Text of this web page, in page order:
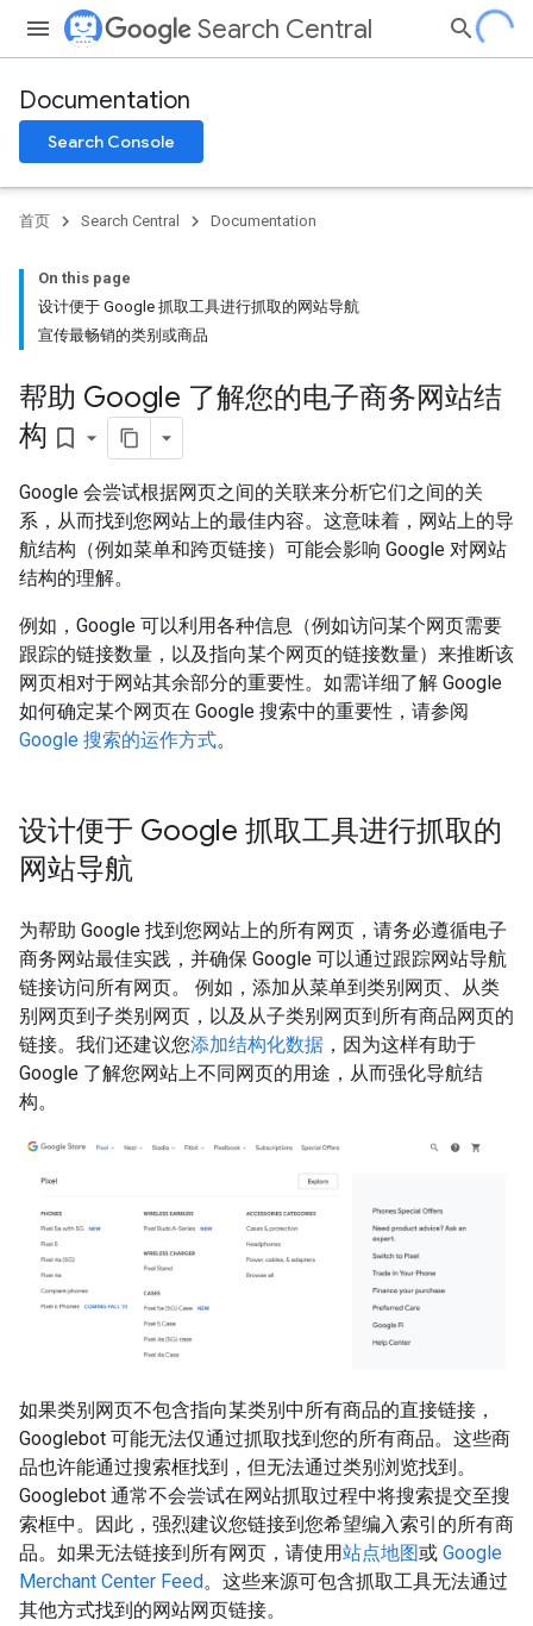
Search Central
Documentation
Search Console
首页 Search Central Documentation
On this page
设计便于 Google 抓取工具进行抓取的网站导航
宣传最畅销的类别或商品
帮助 Google 了解您的电子商务网站结
构 bookmark_border
Google 会尝试根据网页之间的关联来分析它们之间的关
系，从而找到您网站上的最佳内容。这意味着，网站上的导
航结构（例如菜单和跨页链接）可能会影响 Google 对网站
结构的理解。
例如，Google 可以利用各种信息（例如访问某个网页需要
跟踪的链接数量，以及指向某个网页的链接数量）来推断该
网页相对于网站其余部分的重要性。如需详细了解 Google
如何确定某个网页在 Google 搜索中的重要性，请参阅
Google 搜索的运作方式。
设计便于 Google 抓取工具进行抓取的
网站导航
为帮助 Google 找到您网站上的所有网页，请务必遵循电子
商务网站最佳实践，并确保 Google 可以通过跟踪网站导航
链接访问所有网页。 例如，添加从菜单到类别网页、从类
别网页到子类别网页，以及从子类别网页到所有商品网页的
链接。我们还建议您添加结构化数据 ，因为这样有助于
Google 了解您网站上不同网页的用途，从而强化导航结
构。
如果类别网页不包含指向某类别中所有商品的直接链接，
Googlebot 可能无法仅通过抓取找到您的所有商品。这些商
品也许能通过搜索框找到，但无法通过类别浏览找到。
Googlebot 通常不会尝试在网站抓取过程中将搜索提交至搜
索框中。因此，强烈建议您链接到您希望编入索引的所有商
品。如果无法链接到所有网页，请使用站点地图或 Google
Merchant Center Feed。这些来源可包含抓取工具无法通过
其他方式找到的网站网页链接。